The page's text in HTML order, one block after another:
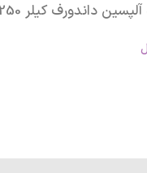
داندورف کیلر 250 میل